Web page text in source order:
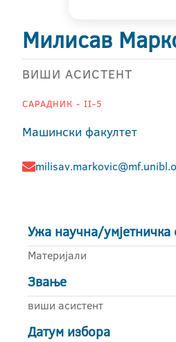
Милисав
ВИШИ АСИСТЕНТ
САРАДНИК - II-5
Машински факултет
Ужа научна/умјетничка
Материјали
Звање
виши асистент
Датум избора